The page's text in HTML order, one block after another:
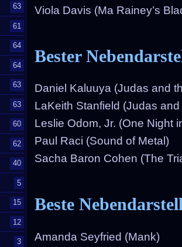
Viola Davis (Ma Rainey’s
Bester
Daniel Kaluuya (Judas and
LaKeith Stanfield (Judas
Leslie Odom, Jr. (One Night
Paul Raci (Sound of Metal)
Sacha Baron Cohen (The
Beste
Amanda Seyfried (Mank)
63
61
64
64
63
63
60
62
40
5
15
12
3